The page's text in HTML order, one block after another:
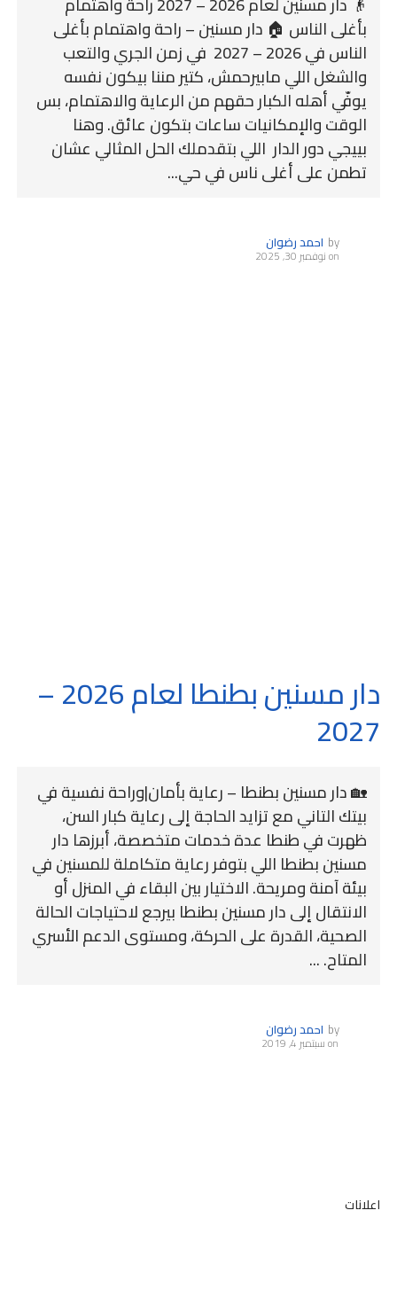
بأغلى الناس 🏠 دار مسنين – راحة واهتمام بأغلى
الناس في 2026 – 2027 في زمن الجري والتعب
والشغل اللي مابيرحمش، كتير مننا بيكون نفسه
يوفّي أهله الكبار حقهم من الرعاية والاهتمام، بس
الوقت والإمكانيات ساعات بتكون عائق. وهنا
بييجي دور الدار اللي بتقدملك الحل المثالي عشان
تطمن على أغلى ناس في حي...
by احمد رضوان
onنوفمبر 30, 2025
دار مسنين بطنطا لعام 2026 –
2027
🏡 دار مسنين بطنطا – رعاية بأمان|وراحة نفسية في
بيتك التاني مع تزايد الحاجة إلى رعاية كبار السن،
ظهرت في طنطا عدة خدمات متخصصة، أبرزها دار
مسنين بطنطا اللي بتوفر رعاية متكاملة للمسنين في
بيئة آمنة ومريحة. الاختيار بين البقاء في المنزل أو
الانتقال إلى دار مسنين بطنطا بيرجع لاحتياجات الحالة
الصحية، القدرة على الحركة، ومستوى الدعم الأسري
المتاح. ...
by احمد رضوان
onسبتمبر 4, 2019
اعلانات